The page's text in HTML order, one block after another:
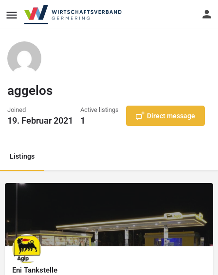
aggelos
Joined
19. Februar 2021
Active listings
1 Direct message
Listings
Eni Tankstelle